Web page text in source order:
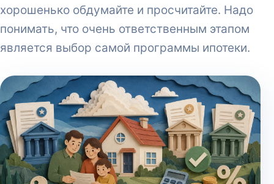
хорошенько обдумайте и просчитайте. Надо
понимать, что очень ответственным этапом
является выбор самой программы ипотеки.